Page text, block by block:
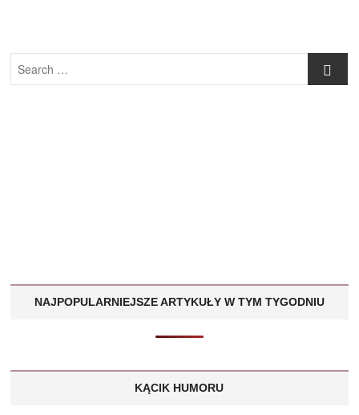
Search
…
NAJPOPULARNIEJSZE ARTYKUŁY W TYM TYGODNIU
KĄCIK HUMORU